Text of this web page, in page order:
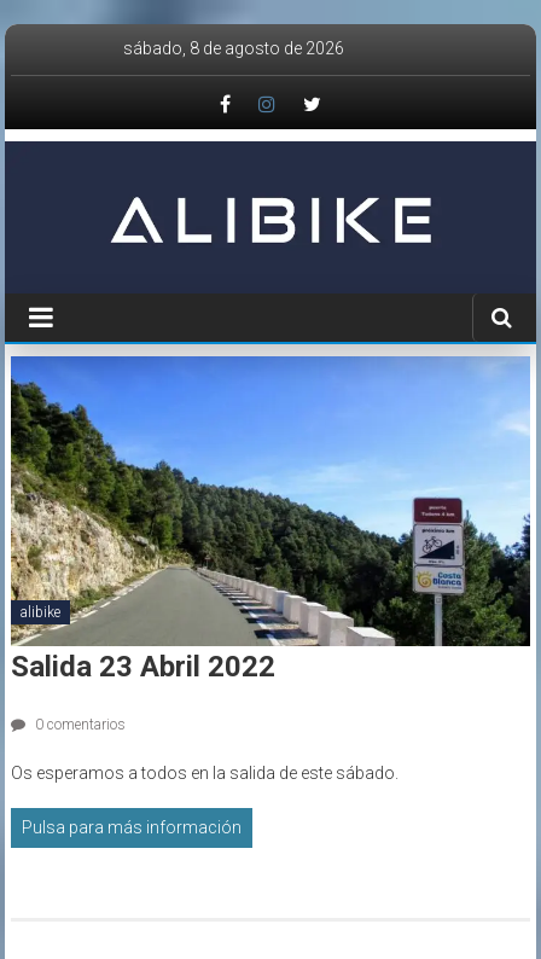
Saltar
sábado, 8 de agosto de 2026
alibike
Salida 23 Abril 2022
0 comentarios
Os esperamos a todos en la salida de este sábado.
Pulsa para más información